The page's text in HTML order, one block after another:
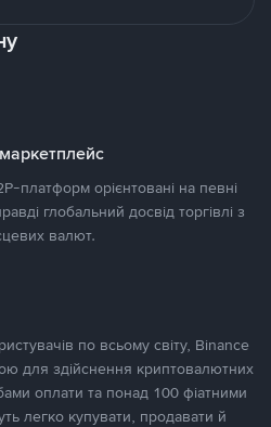
платформ орієнтовані на певні
глобальний досвід торгівлі з
валют.
по всьому світу, Binance
для здійснення криптовалютних
оплати та понад 100 фіатними
легко купувати, продавати й